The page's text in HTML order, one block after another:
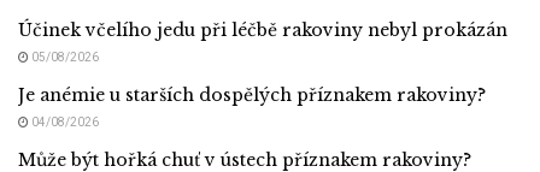
Účinek včelího jedu při léčbě rakoviny nebyl prokázán
05/08/2026
Je anémie u starších dospělých příznakem rakoviny?
04/08/2026
Může být hořká chuť v ústech příznakem rakoviny?